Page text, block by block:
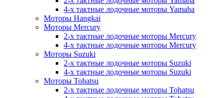
4-х тактные лодочные моторы Yamaha
Моторы Hangkai
Моторы Mercury
2-х тактные лодочные моторы Mercury
4-х тактные лодочные моторы Mercury
Моторы Suzuki
2-х тактные лодочные моторы Suzuki
4-х тактные лодочные моторы Suzuki
Моторы Tohatsu
2-х тактные лодочные моторы Tohatsu